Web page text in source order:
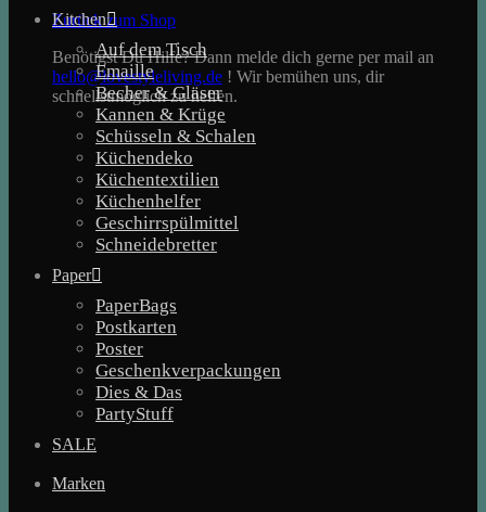
Zurück zum Shop
Benötigst Du Hilfe? Dann melde dich gerne per mail an
hello@lovestyleliving.de ! Wir bemühen uns, dir
schnellstmöglich zu helfen.
Kitchen
Auf dem Tisch
Emaille
Becher & Gläser
Kannen & Krüge
Schüsseln & Schalen
Küchendeko
Küchentextilien
Küchenhelfer
Geschirrspülmittel
Schneidebretter
Paper
PaperBags
Postkarten
Poster
Geschenkverpackungen
Dies & Das
PartyStuff
SALE
Marken